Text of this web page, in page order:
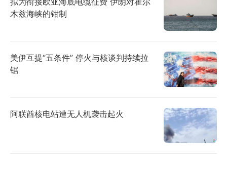
木兹海峡的钳制
美伊互提“五条件” 停火与核谈判持续拉
锯
阿联酋核电站遭无人机袭击起火